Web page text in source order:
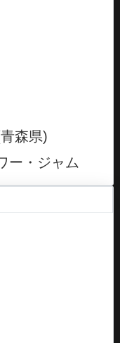
森県)
ー・ジャム